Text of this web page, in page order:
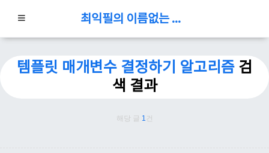
최익필의 이름없는 블로그
템플릿 매개변수 결정하기 알고리즘 검
색 결과
해당 글 1 건